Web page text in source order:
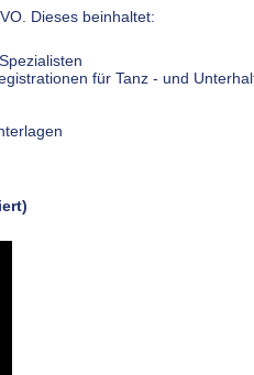
Dieses beinhaltet:
für Tanz - und